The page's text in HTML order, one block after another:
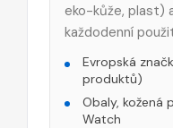
eko-kůže, plast)
každodenní
Evropská
produktů)
Obaly, kožená
Watch